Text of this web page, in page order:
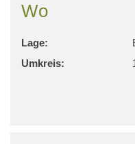
Wo
Lage:
Umkreis: